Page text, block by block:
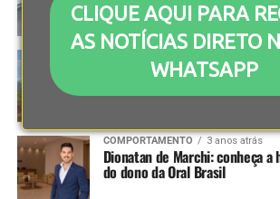
CLIQUE AQUI PARA
AS NOTÍCIAS DIRETO
WHATSAPP
Natural One inaugura projeto
COMPORTAMENTO 3 anos atrás
Dionatan de Marchi: conheça
do dono da Oral Brasil